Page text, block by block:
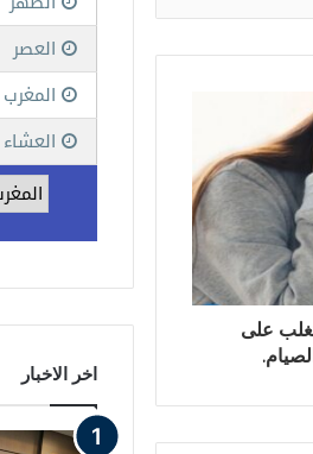
في رمضان(8): تغلب على
اخر الاخبار